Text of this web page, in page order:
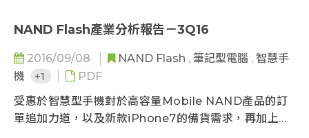
NAND Flash產業分析報告－3Q16
2016/09/08 NAND Flash , 筆記型電腦 , 智慧手
機
+1
PDF
受惠於智慧型手機對於高容量Mobile NAND產品的訂
單追加力道，以及新款iPhone7的備貨需求，再加上